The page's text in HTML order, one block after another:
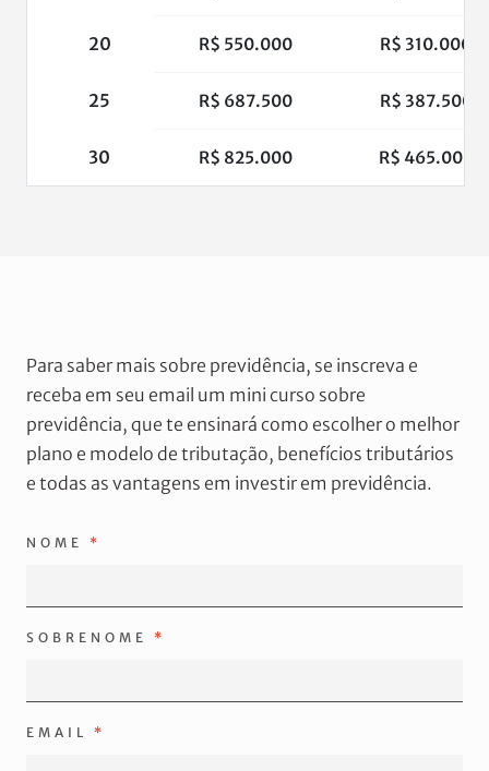
20 R$ 550.000 R$ 310.000
25 R$ 687.500 R$ 387.500
30 R$ 825.000 R$ 465.000
Para saber mais sobre previdência, se inscreva e
receba em seu email um mini curso sobre
previdência, que te ensinará como escolher o melhor
plano e modelo de tributação, benefícios tributários
e todas as vantagens em investir em previdência.
NOME
SOBRENOME
EMAIL